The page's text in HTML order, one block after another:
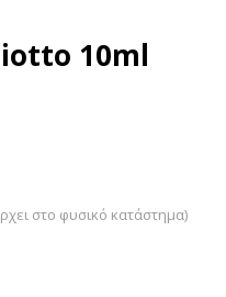
10ml
στο φυσικό κατάστημα)